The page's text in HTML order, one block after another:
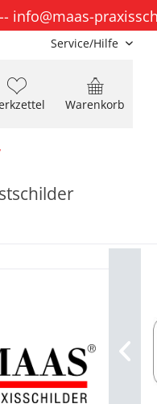
info@maas-
Service/Hilfe
Warenkorb